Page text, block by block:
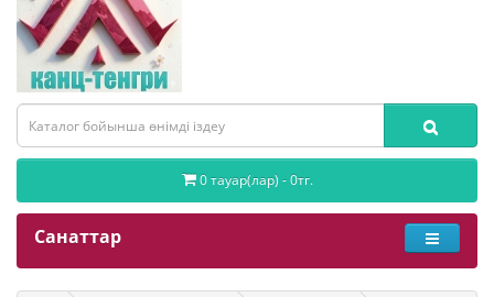
0 тауар(лар) - 0тг.
Санаттар